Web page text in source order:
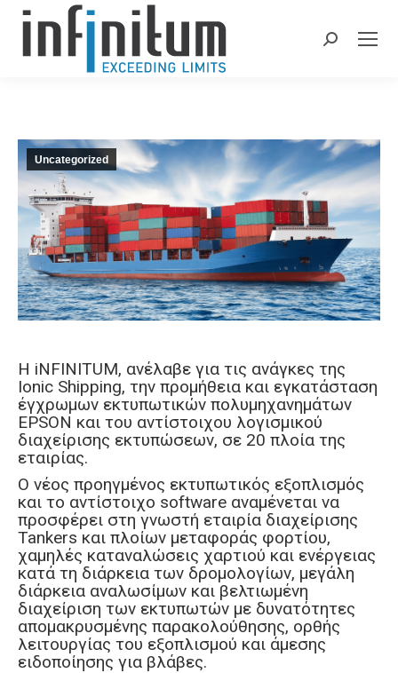
Search:
Uncategorized
H iNFINITUM, ανέλαβε για τις ανάγκες της
Ιοnic Shipping, την προμήθεια και εγκατάσταση
έγχρωμων εκτυπωτικών πολυμηχανημάτων
EPSON και του αντίστοιχου λογισμικού
διαχείρισης εκτυπώσεων, σε 20 πλοία της
εταιρίας.
O νέος προηγμένος εκτυπωτικός εξοπλισμός
και το αντίστοιχο software αναμένεται να
προσφέρει στη γνωστή εταιρία διαχείρισης
Tankers και πλοίων μεταφοράς φορτίου,
χαμηλές καταναλώσεις χαρτιού και ενέργειας
κατά τη διάρκεια των δρομολογίων, μεγάλη
διάρκεια αναλωσίμων και βελτιωμένη
διαχείριση των εκτυπωτών με δυνατότητες
απομακρυσμένης παρακολούθησης, ορθής
λειτουργίας του εξοπλισμού και άμεσης
ειδοποίησης για βλάβες.